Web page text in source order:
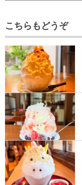
こちらもどうぞ